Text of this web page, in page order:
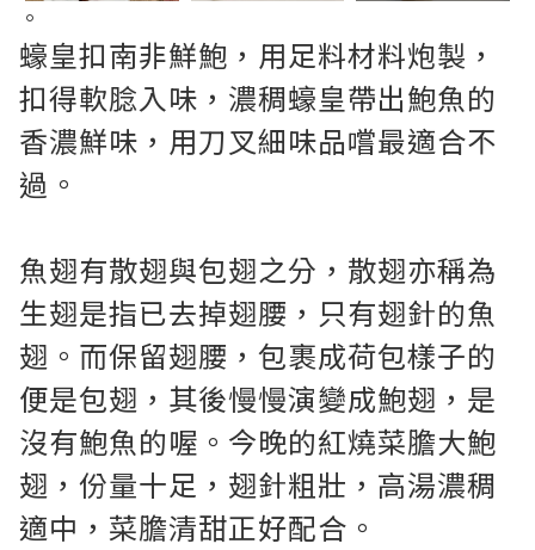
。
蠔皇扣南非鮮鮑，用足料材料炮製，
扣得軟腍入味，濃稠蠔皇帶出鮑魚的
香濃鮮味，用刀叉細味品嚐最適合不
過。
魚翅有散翅與包翅之分，散翅亦稱為
生翅是指已去掉翅腰，只有翅針的魚
翅。而保留翅腰，包裹成荷包樣子的
便是包翅，其後慢慢演變成鮑翅，是
沒有鮑魚的喔。今晚的紅燒菜膽大鮑
翅，份量十足，翅針粗壯，高湯濃稠
適中，菜膽清甜正好配合。